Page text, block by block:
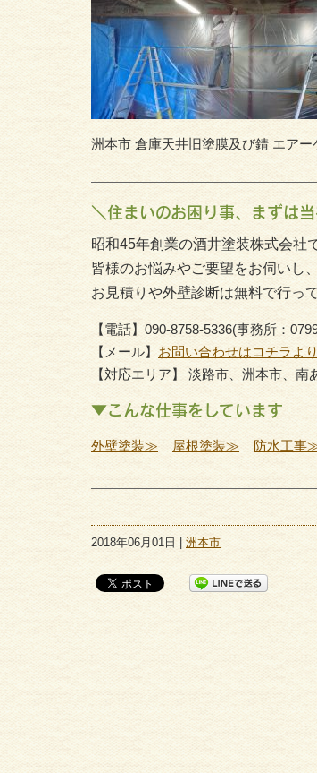
洲本市 倉庫天井旧塗膜及び錆 エアー
＼住まいのお困り事、まずは
昭和45年創業の酒井塗装株式会社
皆様のお悩みやご要望をお伺いし
お見積りや外壁診断は無料で行っ
【電話】090-8758-5336(事務所：
【メール】 お問い合わせはコチラよ
【対応エリア】 淡路市、洲本市、南
▼こんな仕事をしています
外壁塗装≫ 屋根塗装≫ 防水工事
2018年06月01日 | 洲本市